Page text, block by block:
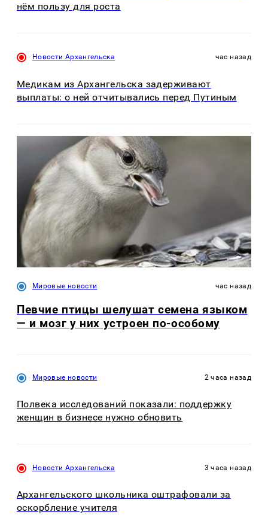
нём пользу для роста
Новости Архангельска час назад
Медикам из Архангельска задерживают
выплаты: о ней отчитывались перед Путиным
Мировые новости час назад
Певчие птицы шелушат семена языком
— и мозг у них устроен по-особому
Мировые новости 2 часа назад
Полвека исследований показали: поддержку
женщин в бизнесе нужно обновить
Новости Архангельска 3 часа назад
Архангельского школьника оштрафовали за
оскорбление учителя